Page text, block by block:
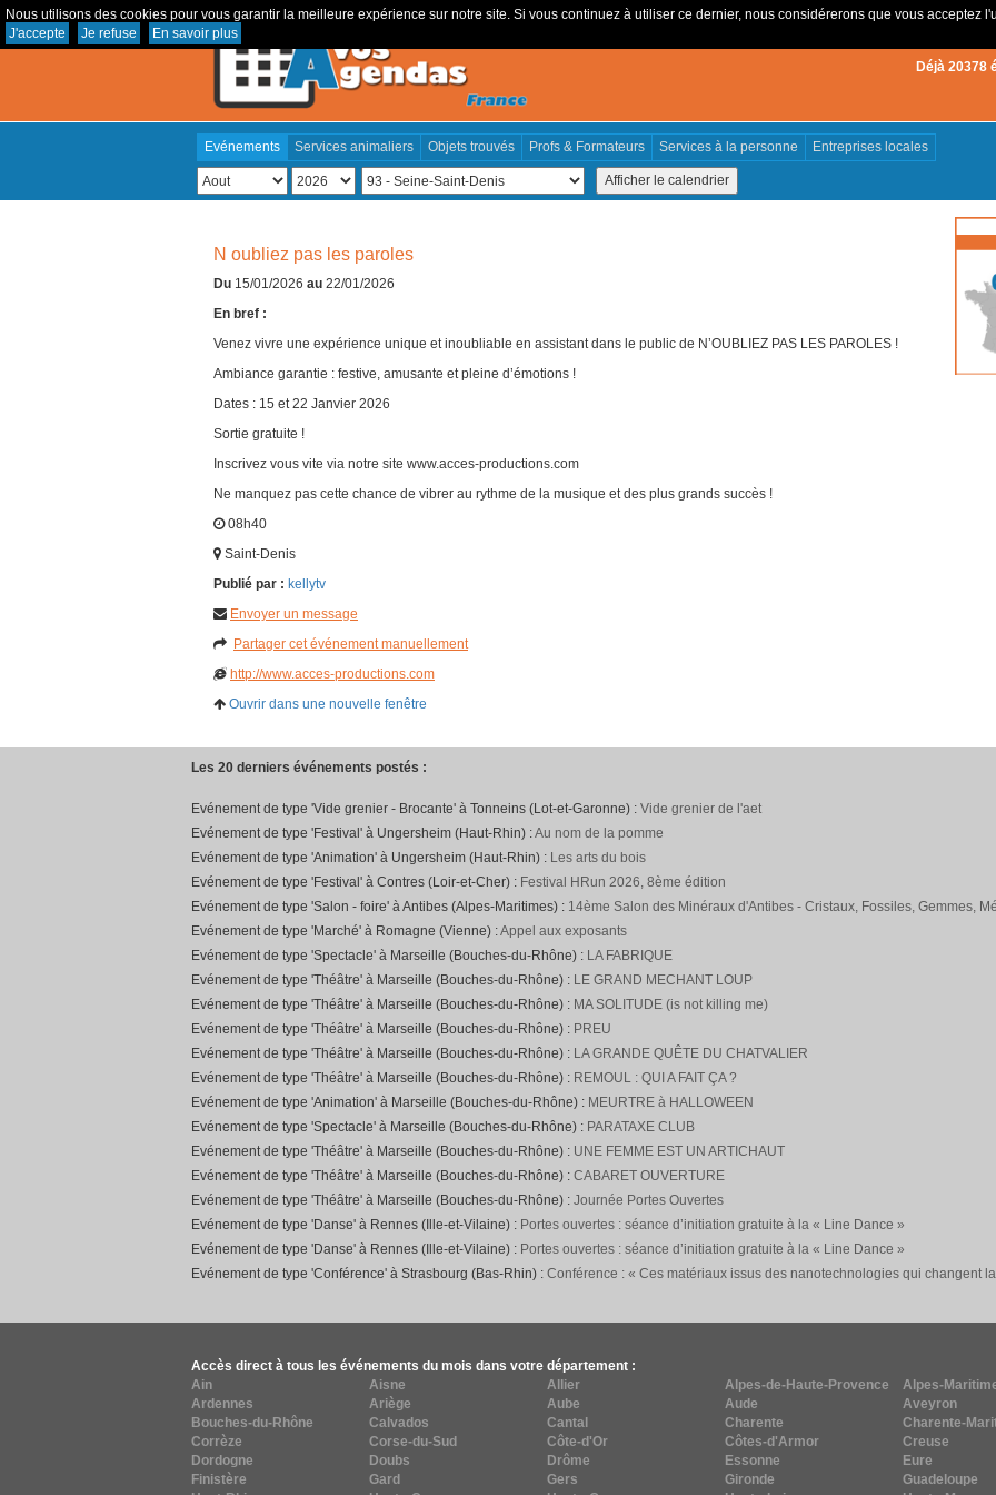
Nous utilisons des cookies pour vous garantir la meilleure expérience sur notre site. Si vous continuez à utiliser ce dernier, nous considérerons que vous acceptez
J'accepte
Je refuse En savoir plus
Déjà 20378
Evénements Services animaliers Objets trouvés Profs & Formateurs Services à la personne Entreprises locales
N oubliez pas les paroles
Du 15/01/2026 au 22/01/2026
En bref :
Venez vivre une expérience unique et inoubliable en assistant dans le public de N’OUBLIEZ PAS LES PAROLES !
Ambiance garantie : festive, amusante et pleine d’émotions !
Dates : 15 et 22 Janvier 2026
Sortie gratuite !
Inscrivez vous vite via notre site www.acces-productions.com
Ne manquez pas cette chance de vibrer au rythme de la musique et des plus grands succès !
08h40
Saint-Denis
Publié par : kellytv
Envoyer un message
Partager cet événement manuellement
http://www.acces-productions.com
Ouvrir dans une nouvelle fenêtre
Les 20 derniers événements postés :
Evénement de type 'Vide grenier - Brocante' à Tonneins (Lot-et-Garonne) : Vide grenier de l'aet
Evénement de type 'Festival' à Ungersheim (Haut-Rhin) :Au nom de la pomme
Evénement de type 'Animation' à Ungersheim (Haut-Rhin) : Les arts du bois
Evénement de type 'Festival' à Contres (Loir-et-Cher) : Festival HRun 2026, 8ème édition
Evénement de type 'Salon - foire' à Antibes (Alpes-Maritimes) : 14ème Salon des Minéraux d'Antibes - Cristaux, Fossiles, Gemmes,
Evénement de type 'Marché' à Romagne (Vienne) :Appel aux exposants
Evénement de type 'Spectacle' à Marseille (Bouches-du-Rhône) : LA FABRIQUE
Evénement de type 'Théâtre' à Marseille (Bouches-du-Rhône) : LE GRAND MECHANT LOUP
Evénement de type 'Théâtre' à Marseille (Bouches-du-Rhône) : MA SOLITUDE (is not killing me)
Evénement de type 'Théâtre' à Marseille (Bouches-du-Rhône) : PREU
Evénement de type 'Théâtre' à Marseille (Bouches-du-Rhône) : LA GRANDE QUÊTE DU CHATVALIER
Evénement de type 'Théâtre' à Marseille (Bouches-du-Rhône) : REMOUL : QUI A FAIT ÇA ?
Evénement de type 'Animation' à Marseille (Bouches-du-Rhône) : MEURTRE à HALLOWEEN
Evénement de type 'Spectacle' à Marseille (Bouches-du-Rhône) : PARATAXE CLUB
Evénement de type 'Théâtre' à Marseille (Bouches-du-Rhône) : UNE FEMME EST UN ARTICHAUT
Evénement de type 'Théâtre' à Marseille (Bouches-du-Rhône) : CABARET OUVERTURE
Evénement de type 'Théâtre' à Marseille (Bouches-du-Rhône) : Journée Portes Ouvertes
Evénement de type 'Danse' à Rennes (Ille-et-Vilaine) : Portes ouvertes : séance d’initiation gratuite à la « Line Dance »
Evénement de type 'Danse' à Rennes (Ille-et-Vilaine) : Portes ouvertes : séance d’initiation gratuite à la « Line Dance »
Evénement de type 'Conférence' à Strasbourg (Bas-Rhin) : Conférence : « Ces matériaux issus des nanotechnologies qui changent
Accès direct à tous les événements du mois dans votre département :
Ain
Aisne Allier Alpes-de-Haute-Provence Alpes-
Ardennes
Ariège Aube Aude Aveyron
Bouches-du-Rhône
Calvados Cantal Charente Charente-
Corrèze
Corse-du-Sud Côte-d'Or Côtes-d'Armor Creuse
Dordogne
Doubs Drôme Essonne Eure
Finistère
Gard Gers Gironde Guadeloupe